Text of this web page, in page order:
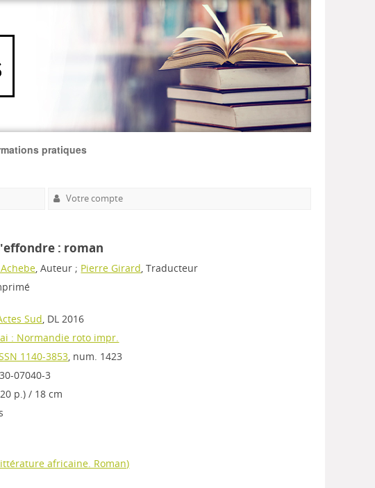
pratiques
Votre compte
: roman
, Auteur ; Pierre Girard, Traducteur
Sud, DL 2016
: Normandie roto impr.
1140-3853, num. 1423
07040-3
p.) / 18 cm
africaine. Roman)